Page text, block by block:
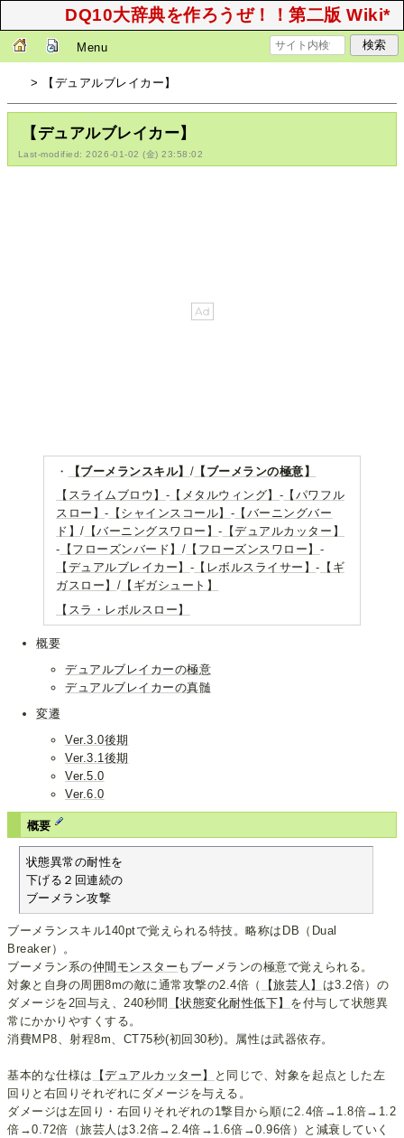
DQ10大辞典を作ろうぜ！！第二版 Wiki*
Menu
> 【デュアルブレイカー】
【デュアルブレイカー】
Last-modified: 2026-01-02 (金) 23:58:02
・ 【ブーメランスキル】 / 【ブーメランの極意】
【スライムブロウ】 - 【メタルウィング】 - 【パワフル
スロー】- 【シャインスコール】 - 【バーニングバー
ド】/ 【バーニングスワロー】- 【デュアルカッター】
- 【フローズンバード】 / 【フローズンスワロー】 -
【デュアルブレイカー】 - 【レボルスライサー】- 【ギ
ガスロー】 / 【ギガシュート】
【スラ・レボルスロー】
概要
デュアルブレイカーの極意
デュアルブレイカーの真髄
変遷
Ver.3.0後期
Ver.3.1後期
Ver.5.0
Ver.6.0
概要
状態異常の耐性を
下げる２回連続の
ブーメラン攻撃
ブーメランスキル140ptで覚えられる特技。略称はDB（Dual
Breaker）。
ブーメラン系の仲間モンスター もブーメランの極意で覚えられる。
対象と自身の周囲8mの敵に通常攻撃の2.4倍（
【旅芸人】 は3.2倍）の
ダメージを2回与え、240秒間
【状態変化耐性低下】 を付与して状態異
常にかかりやすくする。
消費MP8、射程8m、CT75秒(初回30秒)。属性は武器依存。
基本的な仕様は 【デュアルカッター】
と同じで、対象を起点とした左
回りと右回りそれぞれにダメージを与える。
ダメージは左回り・右回りそれぞれの1撃目から順に2.4倍→1.8倍→1.2
倍→0.72倍（旅芸人は3.2倍→2.4倍→1.6倍→0.96倍）と減衰していく